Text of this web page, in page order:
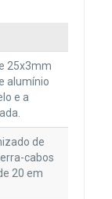
25x3mm
alumínio
e a
de
cabos
20 em